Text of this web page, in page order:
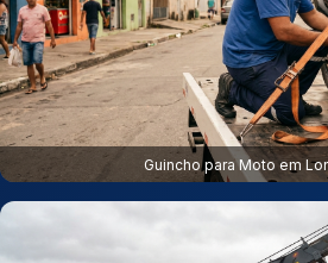
Guincho para Moto em